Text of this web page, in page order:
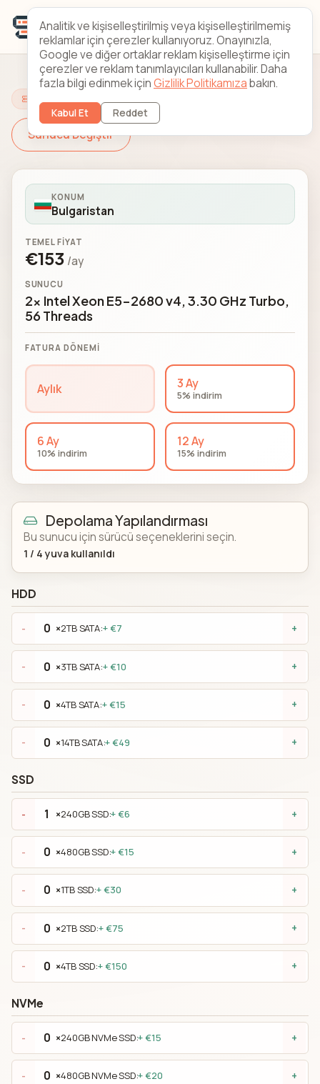
Sunucu Değiştir
KONUM
Bulgaristan
SUNUCU
2x Intel Xeon E5-2680 v4, 3.30 GHz Turbo,
56 Threads
TEMEL FIYAT
€153 /ay
FATURA DÖNEMI
Aylık 3 Ay
5% indirim
6 Ay
10% indirim
12 Ay
15% indirim
Depolama Yapılandırması
Bu sunucu için sürücü seçeneklerini seçin.
1 / 4 yuva kullanıldı
HDD
- ×2TB SATA:+ €7 +
- ×3TB SATA:+ €10 +
- ×4TB SATA:+ €15 +
- ×14TB SATA:+ €49 +
SSD
- ×240GB SSD:+ €6 +
- ×480GB SSD:+ €15 +
- ×1TB SSD:+ €30 +
- ×2TB SSD:+ €75 +
- ×4TB SSD:+ €150 +
NVMe
- ×240GB NVMe SSD:+ €15 +
- ×480GB NVMe SSD:+ €20 +
Analitik ve kişiselleştirilmiş veya kişiselleştirilmemiş
reklamlar için çerezler kullanıyoruz. Onayınızla,
Google ve diğer ortaklar reklam kişiselleştirme için
çerezler ve reklam tanımlayıcıları kullanabilir. Daha
fazla bilgi edinmek içinGizlilik Politikamızabakın.
Kabul Et Reddet